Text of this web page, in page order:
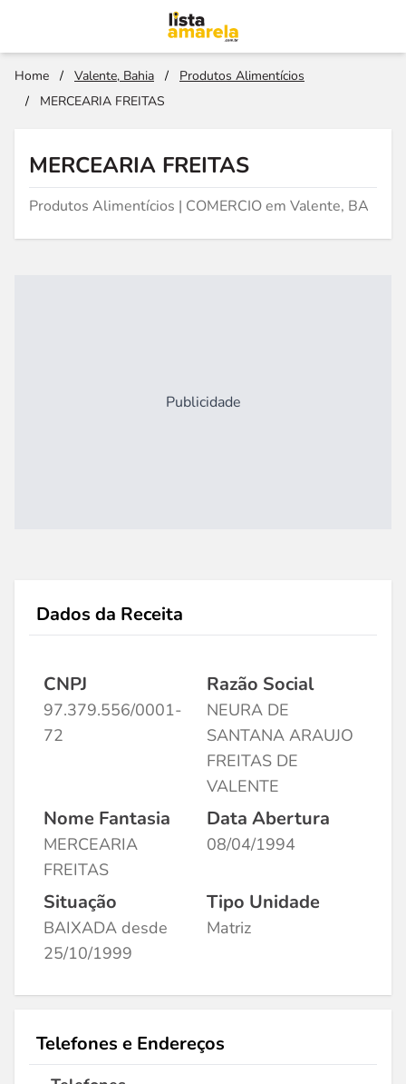
Home / Valente, Bahia /
Produtos Alimentícios
/
MERCEARIA FREITAS
MERCEARIA FREITAS
Produtos Alimentícios | COMERCIO em Valente, BA
Publicidade
Dados da Receita
CNPJ
97.379.556/0001-
72
Razão Social
NEURA DE
SANTANA ARAUJO
FREITAS DE
VALENTE
Nome Fantasia
MERCEARIA
FREITAS
Data Abertura
08/04/1994
Situação
BAIXADA desde
25/10/1999
Tipo Unidade
Matriz
Telefones e Endereços